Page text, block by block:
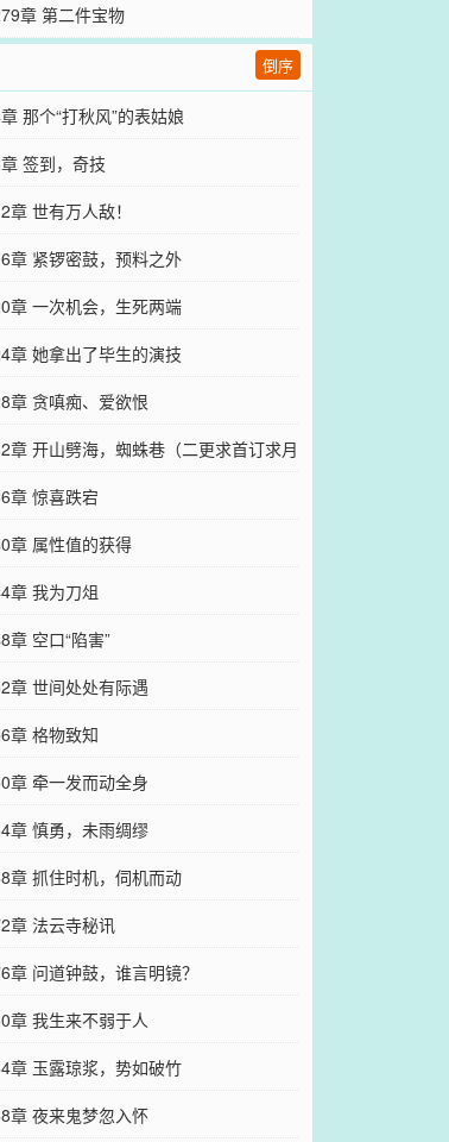
章 第二件宝物
倒序
那个“打秋风”的表姑娘
签到，奇技
章 世有万人敌！
章 紧锣密鼓，预料之外
章 一次机会，生死两端
章 她拿出了毕生的演技
章 贪嗔痴、爱欲恨
章 开山劈海，蜘蛛巷（二更求首订求月
）
章 惊喜跌宕
章 属性值的获得
章 我为刀俎
章 空口“陷害”
章 世间处处有际遇
章 格物致知
章 牵一发而动全身
章 慎勇，未雨绸缪
章 抓住时机，伺机而动
章 法云寺秘讯
章 问道钟鼓，谁言明镜？
章 我生来不弱于人
章 玉露琼浆，势如破竹
章 夜来鬼梦忽入怀